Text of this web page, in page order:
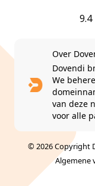
9.4
Over
Dovendi
We
van deze
voor alle
© 2026 Copyright
Algemene